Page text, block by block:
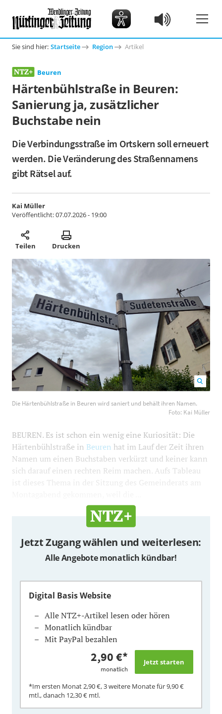
Sie sind hier: Startseite Region Artikel
Beuren
Härtenbühlstraße in Beuren:
Sanierung ja, zusätzlicher
Buchstabe nein
Die Verbindungsstraße im Ortskern soll erneuert
werden. Die Veränderung des Straßennamens
gibt Rätsel auf.
Kai Müller
Veröffentlicht:07.07.2026 - 19:00
Teilen Drucken
ihren Namen. Foto: Kai Müller 1200 800
Die Härtenbühlstraße in Beuren wird saniert und behält ihren Namen.
Foto: Kai Müller
BEUREN. Es ist schon ein wenig eine Kuriosität: Die
Härtenbühlstraße in Beuren hat im Lauf der Zeit ihren
Namen um einen Buchstaben verkürzt und keiner kann
sich darauf einen rechten Reim machen. Aufs Tableau
ist dieses Thema in der Sitzung des Gemeinderats am
Jetzt Zugang wählen und weiterlesen:
Alle Angebote monatlich kündbar!
Digital Basis Website
Alle NTZ+-Artikel lesen oder hören
Monatlich kündbar
Mit PayPal bezahlen
2,90 €*
monatlich
*Im ersten Monat2,90 €, 3 weitere Monate für9,90 €
mtl., danach 12,30 € mtl.